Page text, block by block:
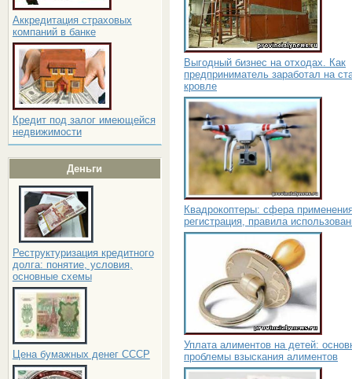
Аккредитация страховых
компаний в банке
Кредит под залог имеющейся
недвижимости
Деньги
Реструктуризация кредитного
долга: понятие, условия,
основные схемы
Цена бумажных денег СССР
Выгодный бизнес на отходах. Как
предприниматель заработал на
кровле
Квадрокоптеры: сфера
регистрация, правила
Уплата алиментов на детей:
проблемы взыскания алиментов